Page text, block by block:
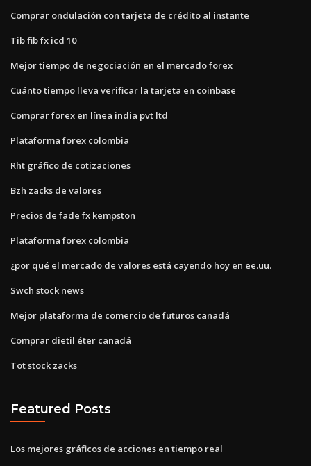
Comprar ondulación con tarjeta de crédito al instante
Tib fib fx icd 10
Mejor tiempo de negociación en el mercado forex
Cuánto tiempo lleva verificar la tarjeta en coinbase
Comprar forex en línea india pvt ltd
Plataforma forex colombia
Rht gráfico de cotizaciones
Bzh zacks de valores
Precios de fade fx kempston
Plataforma forex colombia
¿por qué el mercado de valores está cayendo hoy en ee.uu.
Swch stock news
Mejor plataforma de comercio de futuros canadá
Comprar dietil éter canadá
Tot stock zacks
Featured Posts
Los mejores gráficos de acciones en tiempo real